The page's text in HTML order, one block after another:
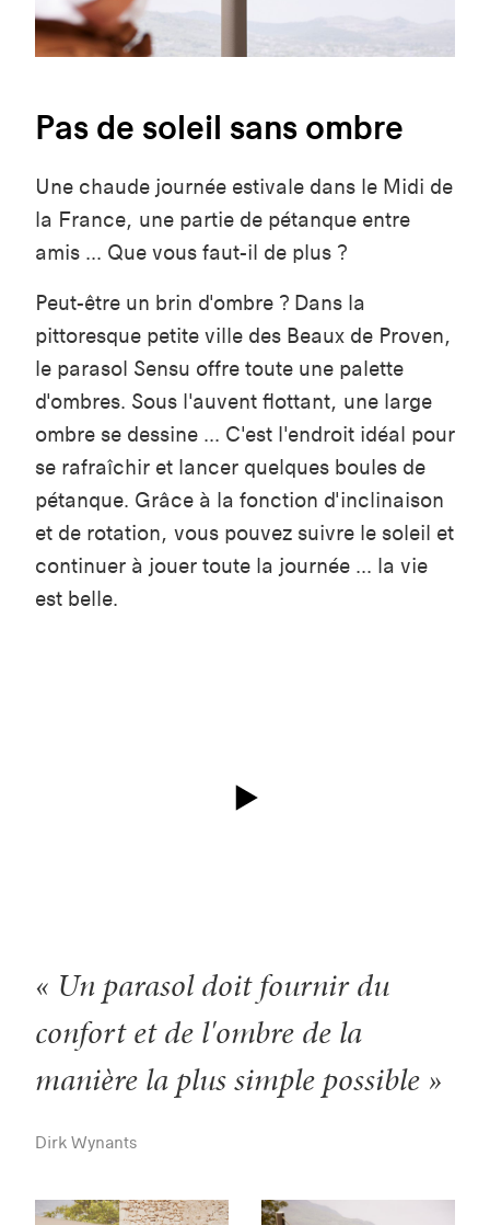
Pas de soleil sans ombre
Une chaude journée estivale dans le Midi de
la France, une partie de pétanque entre
amis ... Que vous faut-il de plus ?
Peut-être un brin d'ombre ? Dans la
pittoresque petite ville des Beaux de Proven,
le parasol Sensu offre toute une palette
d'ombres. Sous l'auvent flottant, une large
ombre se dessine ... C'est l'endroit idéal pour
se rafraîchir et lancer quelques boules de
pétanque. Grâce à la fonction d'inclinaison
et de rotation, vous pouvez suivre le soleil et
continuer à jouer toute la journée ... la vie
est belle.
« Un parasol doit fournir du
confort et de l'ombre de la
manière la plus simple possible »
Dirk Wynants